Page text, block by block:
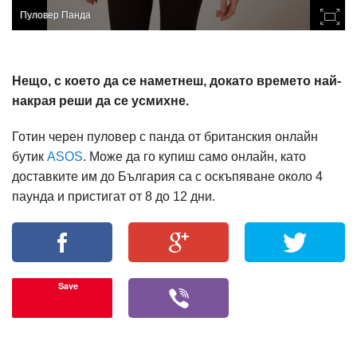
Пуловер Панда
Нещо, с което да се наметнеш, докато времето най-
накрая реши да се усмихне.
Готин черен пуловер с панда от британския онлайн
бутик ASOS. Може да го купиш само онлайн, като
доставките им до България са с оскъпяване около 4
паунда и пристигат от 8 до 12 дни.
Save